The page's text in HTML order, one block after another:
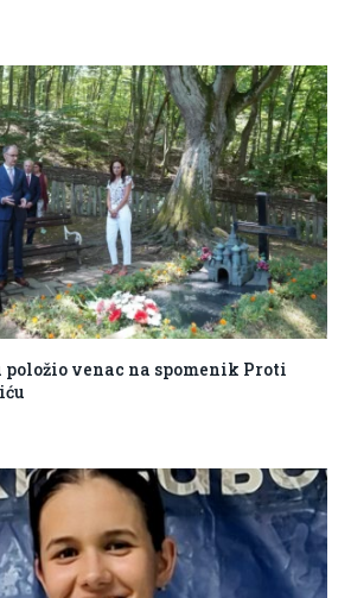
venac na spomenik Proti